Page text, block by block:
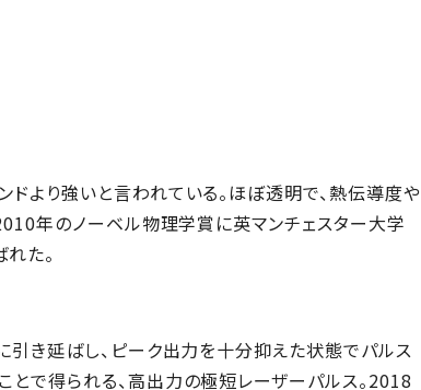
より強いと言われている。ほぼ透明で、熱伝導度や
年のノーベル物理学賞に英マンチェスター大学
た。
き延ばし、ピーク出力を十分抑えた状態でパルス
で得られる、高出力の極短レーザーパルス。2018